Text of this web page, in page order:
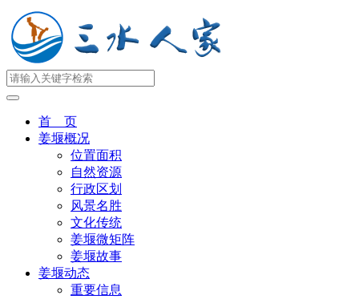
首 页
姜堰概况
位置面积
自然资源
行政区划
风景名胜
文化传统
姜堰微矩阵
姜堰故事
姜堰动态
重要信息